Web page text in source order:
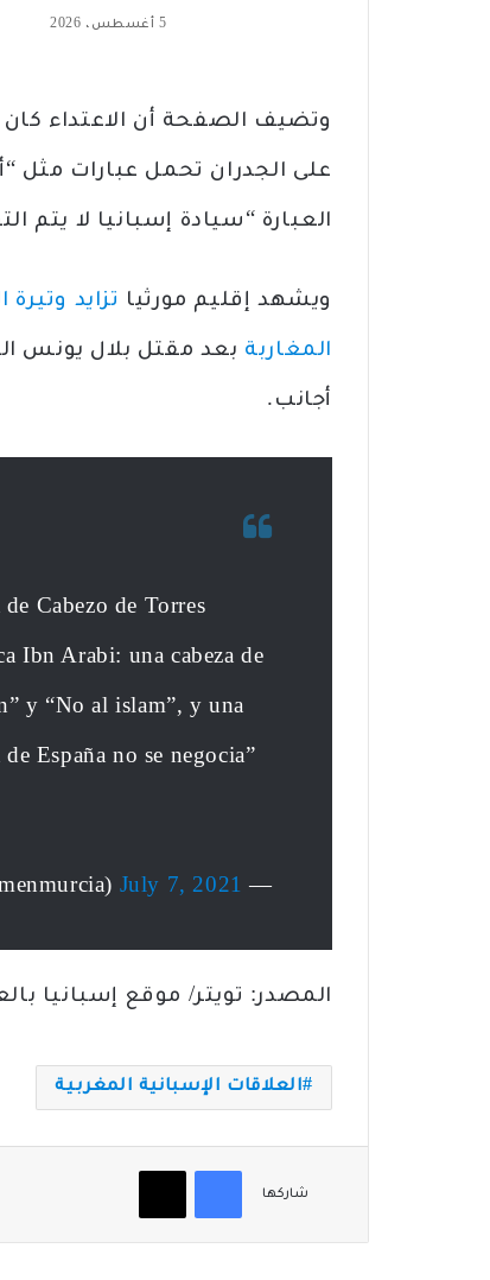
5 أغسطس، 2026
وتضيف الصفحة أن الاعتداء
على الجدران تحمل عبارات مثل
العبارة “سيادة إسبانيا لا يتم
ويشهد إقليم مورثيا تزايد
المغاربة بعد مقتل بلال يونس
أجانب.
Cabezo de Torres
Ibn Arabi: una cabeza de
y “No al islam”, y una
España no se negocia”
— Islam en Murcia (@islamenmurcia)
July 7, 2021
المصدر: تويتر/ موقع إسبانيا
العلاقات الإسبانية المغربية
شاركها
فيسبوك‫X